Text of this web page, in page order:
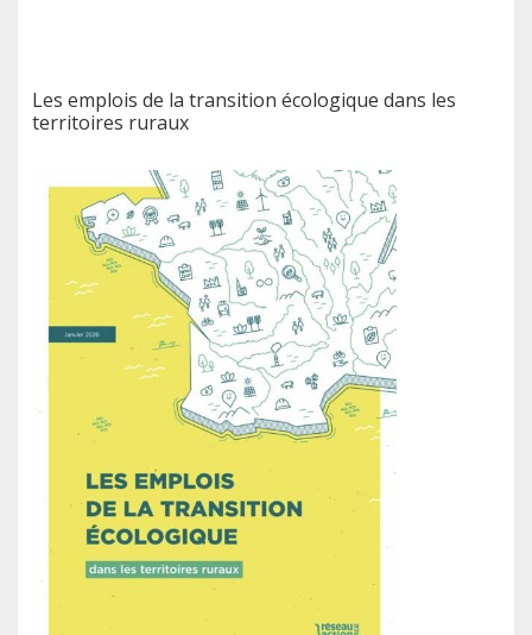
Les emplois de la transition écologique dans les
territoires ruraux